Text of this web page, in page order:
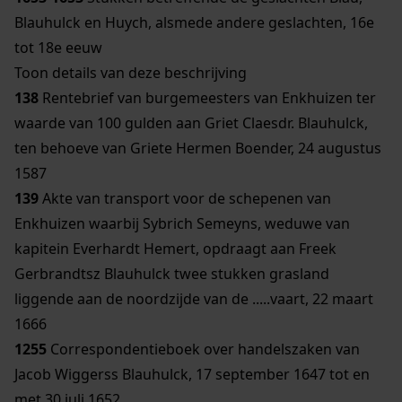
Blauhulck en Huych, alsmede andere geslachten, 16e
tot 18e eeuw
Toon details van deze beschrijving
138 Rentebrief van burgemeesters van Enkhuizen ter
waarde van 100 gulden aan Griet Claesdr. Blauhulck,
ten behoeve van Griete Hermen Boender, 24 augustus
1587
139Akte van transport voor de schepenen van
Enkhuizen waarbij Sybrich Semeyns, weduwe van
kapitein Everhardt Hemert, opdraagt aan Freek
Gerbrandtsz Blauhulck twee stukken grasland
liggende aan de noordzijde van de .....vaart, 22 maart
1666
1255 Correspondentieboek over handelszaken van
Jacob Wiggerss Blauhulck, 17 september 1647 tot en